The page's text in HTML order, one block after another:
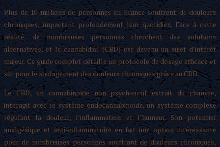
Plus de 10 millions de personnes en France souffrent de douleurs
chroniques, impactant profondément leur quotidien. Face à cette
réalité, de nombreuses personnes cherchent des solutions
alternatives, et le cannabidiol (CBD) est devenu un sujet d’intérêt
majeur. Ce guide complet détaille un protocole de dosage efficace et
sûr pour le soulagement des douleurs chroniques grâce au CBD.
Le CBD, un cannabinoïde non psychoactif extrait du chanvre,
interagit avec le système endocannabinoïde, un système complexe
régulant la douleur, l’inflammation et l’humeur. Son potentiel
analgésique et anti-inflammatoire en fait une option intéressante
pour de nombreuses personnes souffrant de douleurs chroniques,